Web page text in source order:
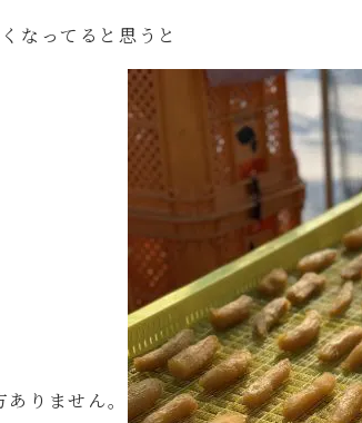
なってると思うと
りません。